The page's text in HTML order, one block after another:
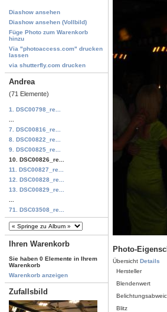
Diashow ansehen
Diashow ansehen (Vollbild)
Füge Photo zum Warenkorb
hinzu
Via "photoaccess.com" drucken
lassen
via shutterfly.com drucken
Andrea
(71 Elemente)
1. DSC00798_re...
7. DSC00816_re...
8. DSC00822_re...
9. DSC00825_re...
10. DSC00826_re...
11. DSC00827_re...
12. DSC00828_re...
13. DSC00829_re...
71. DSC03508_re...
Ihren Warenkorb
Sie haben 0 Elemente in Ihrem
Warenkorb
Warenkorb anzeigen
Zufallsbild
Photo-
Übersicht Details
Hersteller
Blendenwert
Blitz